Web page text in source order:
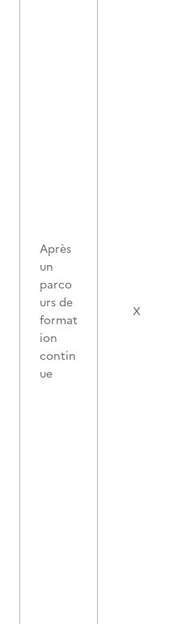
Après
un
parco
urs de
format
ion
contin
ue
X